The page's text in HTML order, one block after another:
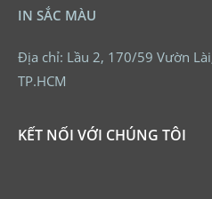
IN SẮC MÀU
Địa chỉ: Lầu 2, 170/59 Vườn
TP.HCM
KẾT NỐI VỚI CHÚNG TÔI